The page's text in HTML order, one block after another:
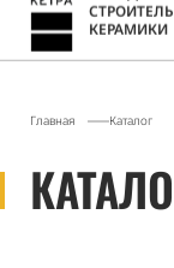
ЗАВОД
КЕРАМИКИ
Главная Каталог